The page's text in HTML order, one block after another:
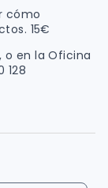
cómo
15€
o en la Oficina
128